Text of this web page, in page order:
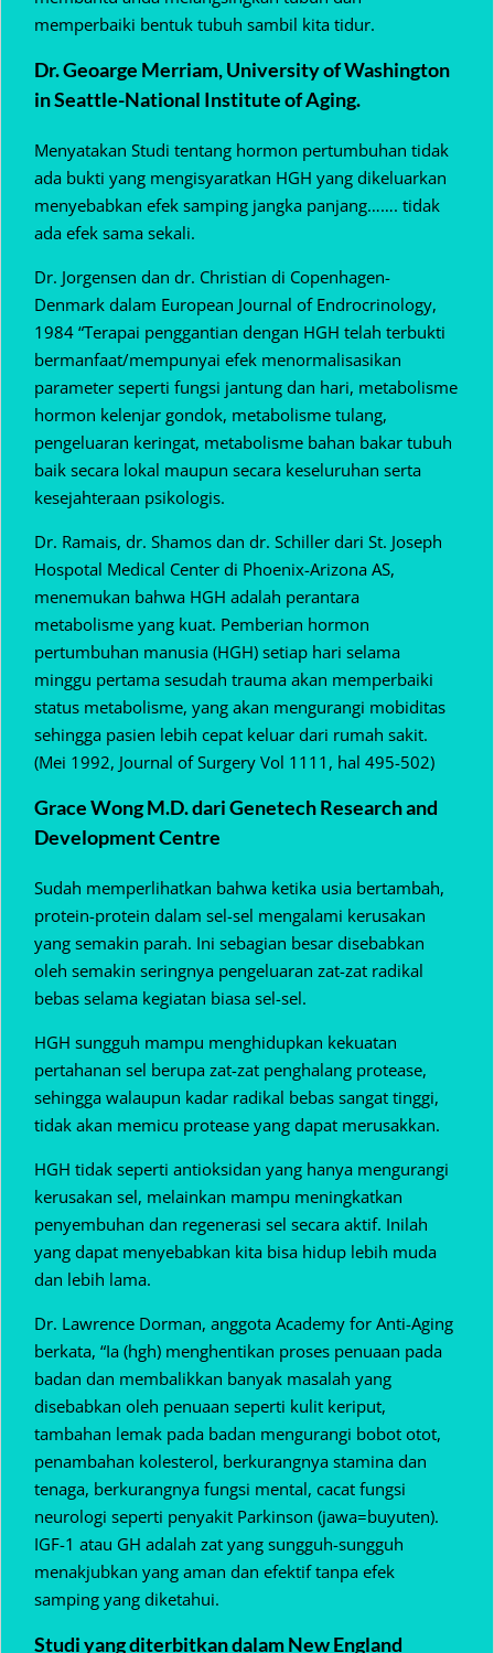
memperbaiki bentuk tubuh sambil kita tidur.
Dr. Geoarge Merriam, University of Washington
in Seattle-National Institute of Aging.
Menyatakan Studi tentang hormon pertumbuhan tidak
ada bukti yang mengisyaratkan HGH yang dikeluarkan
menyebabkan efek samping jangka panjang……. tidak
ada efek sama sekali.
Dr. Jorgensen dan dr. Christian di Copenhagen-
Denmark dalam European Journal of Endrocrinology,
1984 “Terapai penggantian dengan HGH telah terbukti
bermanfaat/mempunyai efek menormalisasikan
parameter seperti fungsi jantung dan hari, metabolisme
hormon kelenjar gondok, metabolisme tulang,
pengeluaran keringat, metabolisme bahan bakar tubuh
baik secara lokal maupun secara keseluruhan serta
kesejahteraan psikologis.
Dr. Ramais, dr. Shamos dan dr. Schiller dari St. Joseph
Hospotal Medical Center di Phoenix-Arizona AS,
menemukan bahwa HGH adalah perantara
metabolisme yang kuat. Pemberian hormon
pertumbuhan manusia (HGH) setiap hari selama
minggu pertama sesudah trauma akan memperbaiki
status metabolisme, yang akan mengurangi mobiditas
sehingga pasien lebih cepat keluar dari rumah sakit.
(Mei 1992, Journal of Surgery Vol 1111, hal 495-502)
Grace Wong M.D. dari Genetech Research and
Development Centre
Sudah memperlihatkan bahwa ketika usia bertambah,
protein-protein dalam sel-sel mengalami kerusakan
yang semakin parah. Ini sebagian besar disebabkan
oleh semakin seringnya pengeluaran zat-zat radikal
bebas selama kegiatan biasa sel-sel.
HGH sungguh mampu menghidupkan kekuatan
pertahanan sel berupa zat-zat penghalang protease,
sehingga walaupun kadar radikal bebas sangat tinggi,
tidak akan memicu protease yang dapat merusakkan.
HGH tidak seperti antioksidan yang hanya mengurangi
kerusakan sel, melainkan mampu meningkatkan
penyembuhan dan regenerasi sel secara aktif. Inilah
yang dapat menyebabkan kita bisa hidup lebih muda
dan lebih lama.
Dr. Lawrence Dorman, anggota Academy for Anti-Aging
berkata, “Ia (hgh) menghentikan proses penuaan pada
badan dan membalikkan banyak masalah yang
disebabkan oleh penuaan seperti kulit keriput,
tambahan lemak pada badan mengurangi bobot otot,
penambahan kolesterol, berkurangnya stamina dan
tenaga, berkurangnya fungsi mental, cacat fungsi
neurologi seperti penyakit Parkinson (jawa=buyuten).
IGF-1 atau GH adalah zat yang sungguh-sungguh
menakjubkan yang aman dan efektif tanpa efek
samping yang diketahui.
Studi yang diterbitkan dalam New England